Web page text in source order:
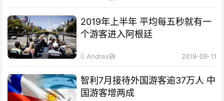
2019年上半年 平均每五秒就有一
个游客进入阿根廷
Andres钟 2019-09-11
智利7月接待外国游客逾37万人 中
国游客增两成